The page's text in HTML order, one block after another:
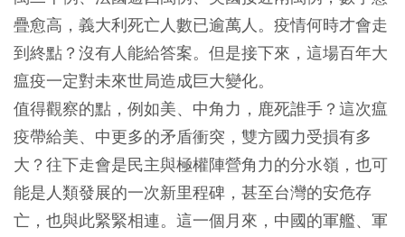
疊愈高，義大利死亡人數已逾萬人。疫情何時才會走
到終點？沒有人能給答案。但是接下來，這場百年大
瘟疫一定對未來世局造成巨大變化。
值得觀察的點，例如美、中角力，鹿死誰手？這次瘟
疫帶給美、中更多的矛盾衝突，雙方國力受損有多
大？往下走會是民主與極權陣營角力的分水嶺，也可
能是人類發展的一次新里程碑，甚至台灣的安危存
亡，也與此緊緊相連。這一個月來，中國的軍艦、軍